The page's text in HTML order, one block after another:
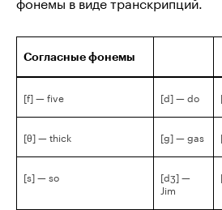
Согласные фонемы
[f] — five [d] — do
[θ] — thick [g] — gas
[s] — so
[dʒ] —
Jim